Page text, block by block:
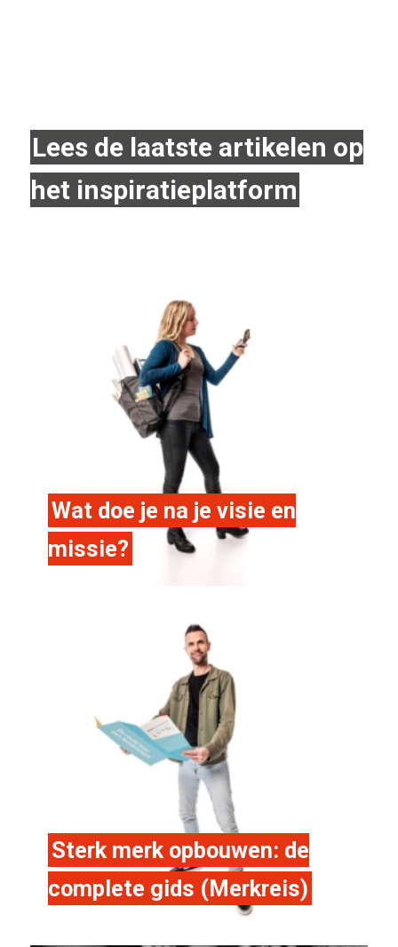
Lees de laatste artikelen op
het inspiratieplatform
Wat doe je na je visie en
missie?
Sterk merk opbouwen: de
complete gids (Merkreis)